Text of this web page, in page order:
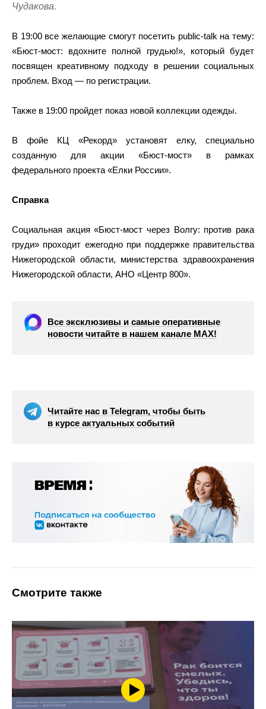
Чудакова.
В 19:00 все желающие смогут посетить public-talk на тему:
«Бюст-мост: вдохните полной грудью!», который будет
посвящен креативному подходу в решении социальных
проблем. Вход — по регистрации.
Также в 19:00 пройдет показ новой коллекции одежды.
В фойе КЦ «Рекорд» установят елку, специально
созданную для акции «Бюст-мост» в рамках
федерального проекта «Елки России».
Справка
Социальная акция «Бюст-мост через Волгу: против рака
груди» проходит ежегодно при поддержке правительства
Нижегородской области, министерства здравоохранения
Нижегородской области, АНО «Центр 800».
Все эксклюзивы и самые оперативные
новости читайте в нашем канале МАХ!
Читайте нас в Telegram, чтобы быть
в курсе актуальных событий
Смотрите также